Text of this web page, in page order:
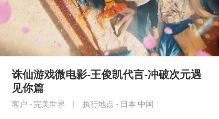
诛仙游戏微电影-王俊凯代言-冲破次元遇
见你篇
客户 - 完美世界 执行地点 - 日本 中国